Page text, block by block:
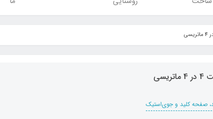
صفحه کلید و جوی‌استیک